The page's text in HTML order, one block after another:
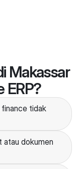
Makassar
ERP?
tidak
atau dokumen